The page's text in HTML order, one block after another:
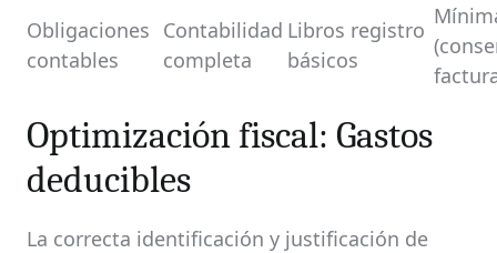
Obligaciones
contables
Contabilidad
completa
Libros registro
básicos
Optimización fiscal: Gastos
deducibles
La correcta identificación y justificación de